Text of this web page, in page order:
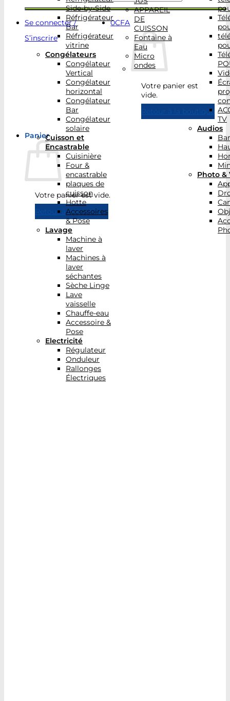
Se connecter /
S’inscrire
0CFA
Votre panier est
vide.
Retour à la boutique
Panier
Votre panier est vide.
Retour à la boutique
Side-by-Side
Réfrigérateur
Bar
Réfrigérateur
vitrine
Congélateurs
Congélateur
Vertical
Congélateur
horizontal
Congélateur
Bar
Congélateur
solaire
Cuisson et
Encastrable
Cuisinière
Four &
encastrable
plaques de
cuisson
Hotte
Accessoires
& Pose
Lavage
Machine à
laver
Machines à
laver
séchantes
Sèche Linge
Lave
vaisselle
Chauffe-eau
Accessoire &
Pose
Electricité
Régulateur
Onduleur
Rallonges
Électriques
APPAREIL
DE
CUISSON
Fontaine à
Eau
Micro
ondes
TV
Audios
Photo &